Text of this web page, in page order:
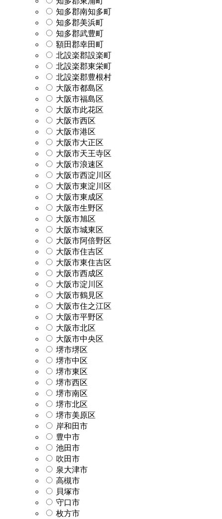
知多郡南知多町
知多郡美浜町
知多郡武豊町
額田郡幸田町
北設楽郡設楽町
北設楽郡東栄町
北設楽郡豊根村
大阪市都島区
大阪市福島区
大阪市此花区
大阪市西区
大阪市港区
大阪市大正区
大阪市天王寺区
大阪市浪速区
大阪市西淀川区
大阪市東淀川区
大阪市東成区
大阪市生野区
大阪市旭区
大阪市城東区
大阪市阿倍野区
大阪市住吉区
大阪市東住吉区
大阪市西成区
大阪市淀川区
大阪市鶴見区
大阪市住之江区
大阪市平野区
大阪市北区
大阪市中央区
堺市堺区
堺市中区
堺市東区
堺市西区
堺市南区
堺市北区
堺市美原区
岸和田市
豊中市
池田市
吹田市
泉大津市
高槻市
貝塚市
守口市
枚方市